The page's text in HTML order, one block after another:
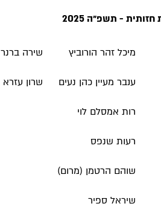
- תשפ״ה 2025
מיכל זהר הורוביץ
ענבר מעיין כהן נעים
רות אמסלם לוי
רעות שנפס
שוהם הרטמן (מרום)
שיראל ספיר
שירה ברנר
שרון עזרא